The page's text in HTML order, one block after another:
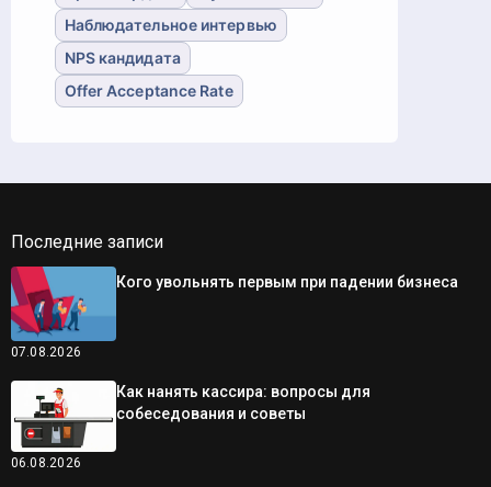
Наблюдательное интервью
NPS кандидата
Offer Acceptance Rate
Последние записи
07.08.2026
Кого увольнять первым при падении бизнеса
06.08.2026
Как нанять кассира: вопросы для
собеседования и советы